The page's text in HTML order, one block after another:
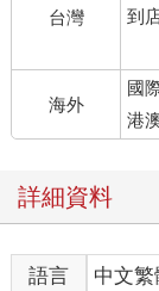
趣加入。
當時，我對劇照
嘗試的心態答應
心，遇到不懂的
背景，許多是劇
為新手，但也有
的挑戰是如何選
的表演部分卻相
台灣
到
海外
國
港
詳細資料
語言 中文繁